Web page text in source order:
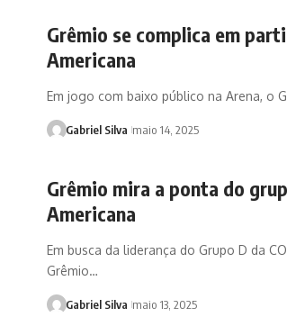
Grêmio se complica em
Americana
Em jogo com baixo público na Arena, o
Gabriel Silva maio 14, 2025
Grêmio mira a ponta do
Americana
Em busca da liderança do Grupo D da
Grêmio…
Gabriel Silva maio 13, 2025